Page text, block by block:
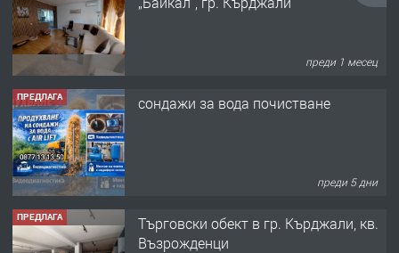
преди 5 дни
ПРЕДЛАГА
Tърговски обект в гр. Кърджали, кв.
преди 5 месеца
ПРЕДЛАГА търсим общ работник